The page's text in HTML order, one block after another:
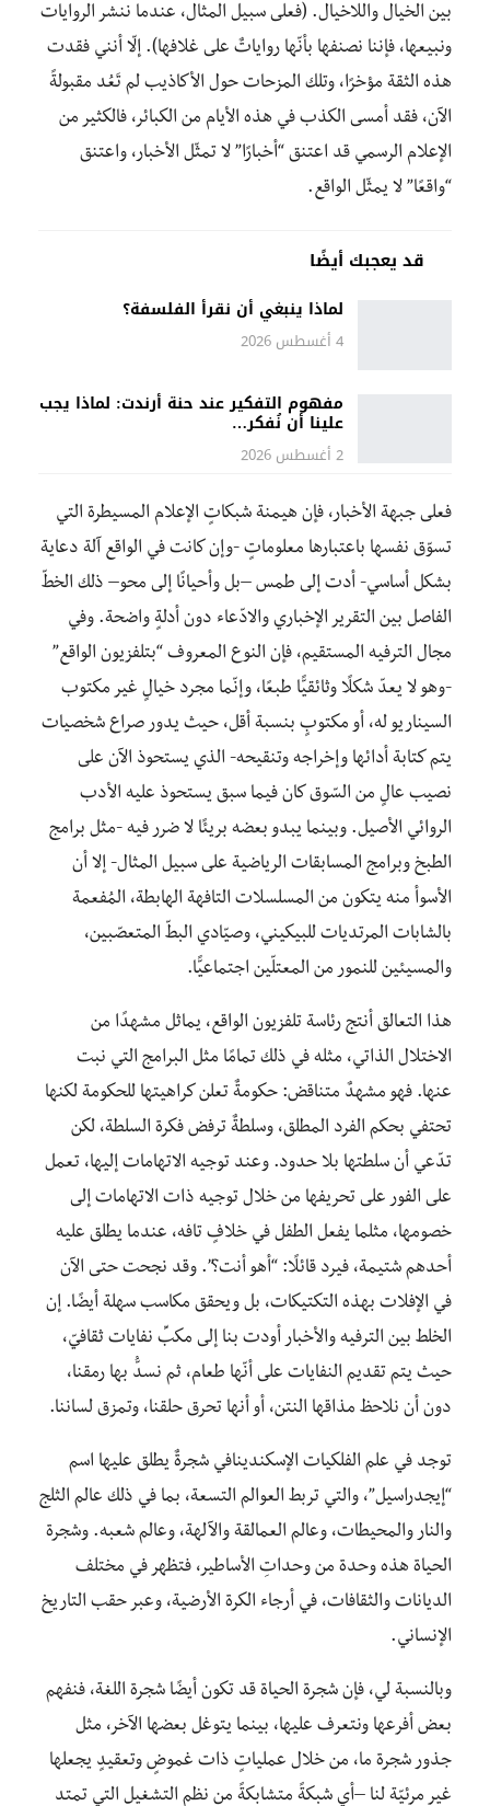
بين الخيال واللاخيال. (فعلى سبيل المثال، عندما ننشر الروايات
ونبيعها، فإننا نصنفها بأنّها رواياتٌ على غلافها). إلّا أنني فقدت
هذه الثقة مؤخرًا، وتلك المزحات حول الأكاذيب لم تَعُد مقبولةً
الآن، فقد أمسى الكذب في هذه الأيام من الكبائر، فالكثير من
الإعلام الرسمي قد اعتنق “أخبارًا” لا تمثّل الأخبار، واعتنق
“واقعًا” لا يمثّل الواقع.
قد يعجبك أيضًا
لماذا ينبغي أن نقرأ الفلسفة؟
4 أغسطس 2026
مفهوم التفكير عند حنة أرندت: لماذا يجب
علينا أن نُفكر…
2 أغسطس 2026
فعلى جبهة الأخبار، فإن هيمنة شبكاتٍ الإعلام المسيطرة التي
تسوّق نفسها باعتبارها معلوماتٍ -وإن كانت في الواقع آلة دعاية
بشكل أساسي- أدت إلى طمس –بل وأحيانًا إلى محو– ذلك الخطّ
الفاصل بين التقرير الإخباري والادّعاء دون أدلةٍ واضحة. وفي
مجال الترفيه المستقيم، فإن النوع المعروف “بتلفزيون الواقع”
-وهو لا يعدّ شكلًا وثائقيًّا طبعًا، وإنّما مجرد خيالٍ غير مكتوب
السيناريو له، أو مكتوبٍ بنسبة أقل، حيث يدور صراع شخصيات
يتم كتابة أدائها وإخراجه وتنقيحه- الذي يستحوذ الآن على
نصيب عالٍ من السّوق كان فيما سبق يستحوذ عليه الأدب
الروائي الأصيل. وبينما يبدو بعضه بريئًا لا ضرر فيه -مثل برامج
الطبخ وبرامج المسابقات الرياضية على سبيل المثال- إلا أن
الأسوأ منه يتكون من المسلسلات التافهة الهابطة، المُفعمة
بالشابات المرتديات للبيكيني، وصيّادي البطّ المتعصّبين،
والمسيئين للنمور من المعتلّين اجتماعيًّا.
هذا التعالق أنتج رئاسة تلفزيون الواقع، يماثل مشهدًا من
الاختلال الذاتي، مثله في ذلك تمامًا مثل البرامج التي نبت
عنها. فهو مشهدٌ متناقض: حكومةٌ تعلن كراهيتها للحكومة لكنها
تحتفي بحكم الفرد المطلق، وسلطةٌ ترفض فكرة السلطة، لكن
تدّعي أن سلطتها بلا حدود. وعند توجيه الاتهامات إليها، تعمل
على الفور على تحريفها من خلال توجيه ذات الاتهامات إلى
خصومها، مثلما يفعل الطفل في خلافٍ تافه، عندما يطلق عليه
أحدهم شتيمة، فيرد قائلًا: “أهو أنت؟”. وقد نجحت حتى الآن
في الإفلات بهذه التكتيكات، بل ويحقق مكاسب سهلة أيضًا. إن
الخلط بين الترفيه والأخبار أودت بنا إلى مكبِّ نفايات ثقافيّ،
حيث يتم تقديم النفايات على أنّها طعام، ثم نسدُّ بها رمقنا،
دون أن نلاحظ مذاقها النتن، أو أنها تحرق حلقنا، وتمزق لساننا.
توجد في علم الفلكيات الإسكندينافي شجرةٌ يطلق عليها اسم
“إيجدراسيل”، والتي تربط العوالم التسعة، بما في ذلك عالم الثلج
والنار والمحيطات، وعالم العمالقة والآلهة، وعالم شعبه. وشجرة
الحياة هذه وحدة من وحداتِ الأساطير، فتظهر في مختلف
الديانات والثقافات، في أرجاء الكرة الأرضية، وعبر حقب التاريخ
الإنساني.
وبالنسبة لي، فإن شجرة الحياة قد تكون أيضًا شجرة اللغة، فنفهم
بعض أفرعها ونتعرف عليها، بينما يتوغل بعضها الآخر، مثل
جذور شجرة ما، من خلال عملياتٍ ذات غموضٍ وتعقيدٍ يجعلها
غير مرئيّة لنا –أي شبكةً متشابكةً من نظمِ التشغيل التي تمتد